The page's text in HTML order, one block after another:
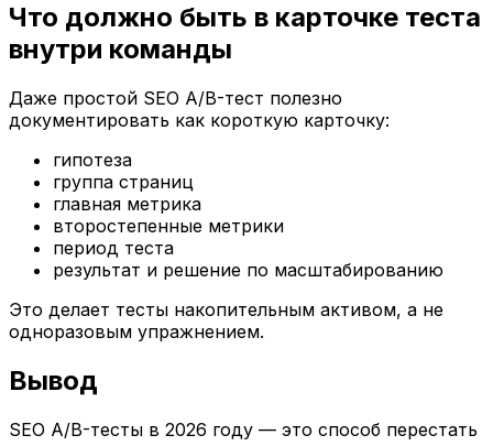
Что должно быть в карточке теста
внутри команды
Даже простой SEO A/B-тест полезно
документировать как короткую карточку:
гипотеза
группа страниц
главная метрика
второстепенные метрики
период теста
результат и решение по масштабированию
Это делает тесты накопительным активом, а не
одноразовым упражнением.
Вывод
SEO A/B-тесты в 2026 году — это способ перестать